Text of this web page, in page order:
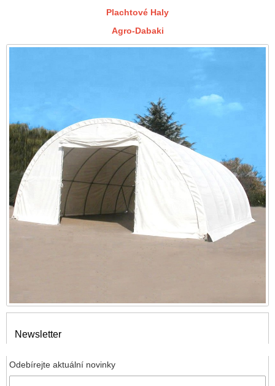
Plachtové Haly
Agro-Dabaki
Newsletter
Odebírejte aktuální novinky